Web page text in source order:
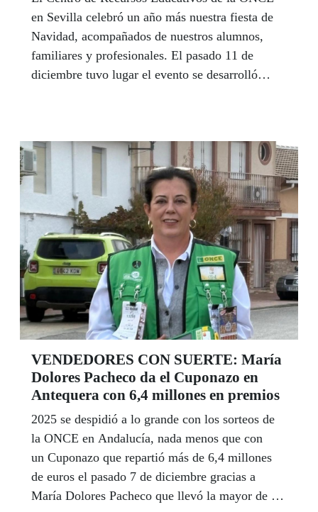
en Sevilla celebró un año más nuestra fiesta de
Navidad, acompañados de nuestros alumnos,
familiares y profesionales. El pasado 11 de
diciembre tuvo lugar el evento se desarrolló
disfrutar de este entrañable y tradicional
momento para despedir el primer trimestre del
curso escolar y desearnos felices fiestas.
VENDEDORES CON SUERTE: María
Dolores Pacheco da el Cuponazo en
Antequera con 6,4 millones en premios
2025 se despidió a lo grande con los sorteos de
la ONCE en Andalucía, nada menos que con
un Cuponazo que repartió más de 6,4 millones
de euros el pasado 7 de diciembre gracias a
María Dolores Pacheco que llevó la mayor de las